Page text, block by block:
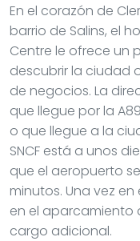
En el corazón de
barrio de Salins, el
Centre le ofrece un
descubrir la ciudad
de negocios. La
que llegue por la
o que llegue a la
SNCF está a unos
que el aeropuerto
minutos. Una vez
en el aparcamiento
cargo adicional.